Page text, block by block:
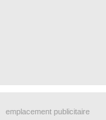
emplacement publicitaire